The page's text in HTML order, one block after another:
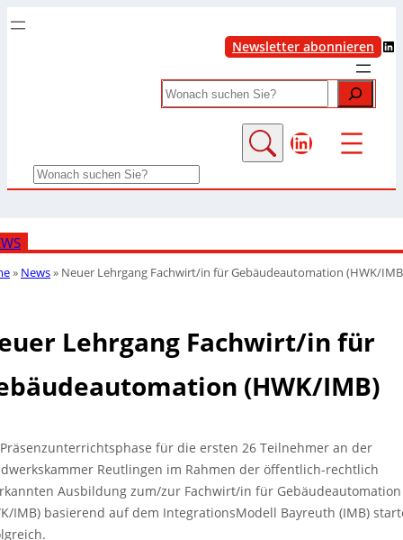
Newsletter abonnieren LinkedIn
Search
LinkedIn
Search
» News» Neuer Lehrgang Fachwirt/in für Gebäudeautomation (HWK/
Lehrgang Fachwirt/in für
(HWK/IMB)
für die ersten 26 Teilnehmer an der
Reutlingen im Rahmen der öffentlich-rechtlich
Ausbildung zum/zur Fachwirt/in für Gebäudeautomation
IMB) basierend auf dem IntegrationsModell Bayreuth (IMB)